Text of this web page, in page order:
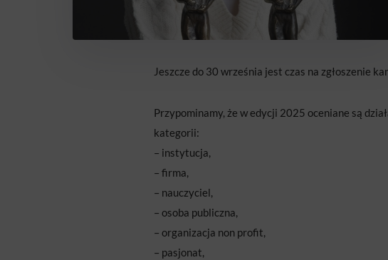
Jeszcze do 30 września jest czas na zgłoszenie
Przypominamy, że w edycji 2025 oceniane są
kategorii:
– instytucja,
– firma,
– nauczyciel,
– osoba publiczna,
– organizacja non profit,
– pasjonat,